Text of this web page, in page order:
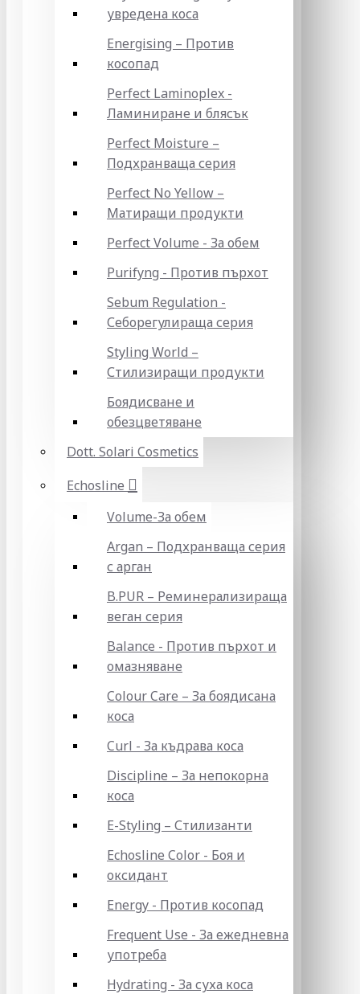
увредена коса
Energising – Против
косопад
Perfect Laminoplex -
Ламиниране и блясък
Perfect Moisture –
Подхранваща серия
Perfect No Yellow –
Матиращи продукти
Perfect Volume - За обем
Purifyng - Против пърхот
Sebum Regulation -
Себорегулираща серия
Styling World –
Стилизиращи продукти
Боядисване и
обезцветяване
Dott. Solari Cosmetics
Echosline
Volume-За обем
Argan – Подхранваща серия
с арган
B.PUR – Реминерализираща
веган серия
Balance - Против пърхот и
омазняване
Colour Care – За боядисана
коса
Curl - За къдрава коса
Discipline – За непокорна
коса
E-Styling – Стилизанти
Echosline Color - Боя и
оксидант
Energy - Против косопад
Frequent Use - За ежедневна
употреба
Hydrating - За суха коса